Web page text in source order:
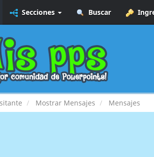
Secciones Buscar
Mostrar Mensajes Mensajes